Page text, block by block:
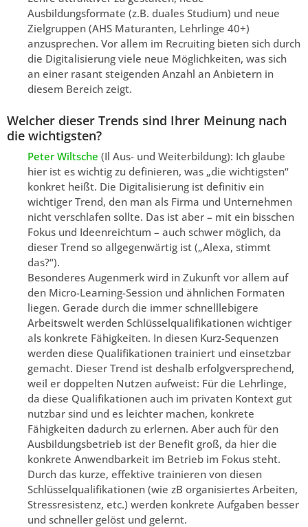
Ausbildungsformate (z.B. duales Studium) und neue
Zielgruppen (AHS Maturanten, Lehrlinge 40+)
anzusprechen. Vor allem im Recruiting bieten sich durch
die Digitalisierung viele neue Möglichkeiten, was sich
an einer rasant steigenden Anzahl an Anbietern in
diesem Bereich zeigt.
Welcher dieser Trends sind Ihrer Meinung nach
die wichtigsten?
Peter Wiltsche (Il Aus- und Weiterbildung): Ich glaube
hier ist es wichtig zu definieren, was „die wichtigsten“
konkret heißt. Die Digitalisierung ist definitiv ein
wichtiger Trend, den man als Firma und Unternehmen
nicht verschlafen sollte. Das ist aber – mit ein bisschen
Fokus und Ideenreichtum – auch schwer möglich, da
dieser Trend so allgegenwärtig ist („Alexa, stimmt
das?“).
Besonderes Augenmerk wird in Zukunft vor allem auf
den Micro-Learning-Session und ähnlichen Formaten
liegen. Gerade durch die immer schnelllebigere
Arbeitswelt werden Schlüsselqualifikationen wichtiger
als konkrete Fähigkeiten. In diesen Kurz-Sequenzen
werden diese Qualifikationen trainiert und einsetzbar
gemacht. Dieser Trend ist deshalb erfolgversprechend,
weil er doppelten Nutzen aufweist: Für die Lehrlinge,
da diese Qualifikationen auch im privaten Kontext gut
nutzbar sind und es leichter machen, konkrete
Fähigkeiten dadurch zu erlernen. Aber auch für den
Ausbildungsbetrieb ist der Benefit groß, da hier die
konkrete Anwendbarkeit im Betrieb im Fokus steht.
Durch das kurze, effektive trainieren von diesen
Schlüsselqualifikationen (wie zB organisiertes Arbeiten,
Stressresistenz, etc.) werden konkrete Aufgaben besser
und schneller gelöst und gelernt.